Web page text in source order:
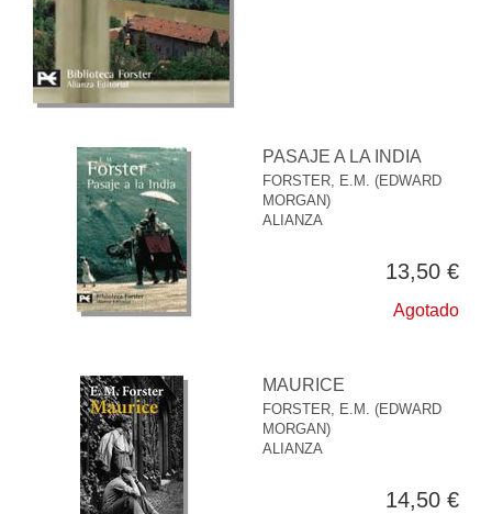
PASAJE A LA INDIA
FORSTER, E.M. (EDWARD
MORGAN)
ALIANZA
13,50 €
Agotado
MAURICE
FORSTER, E.M. (EDWARD
MORGAN)
ALIANZA
14,50 €